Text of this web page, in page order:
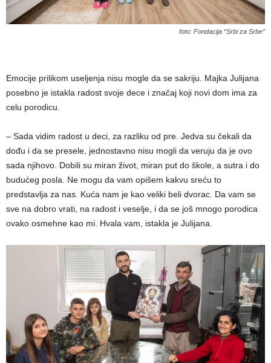
foto: Fondacija “Srbi za Srbe”
Emocije prilikom useljenja nisu mogle da se sakriju. Majka Julijana
posebno je istakla radost svoje dece i značaj koji novi dom ima za
celu porodicu.
– Sada vidim radost u deci, za razliku od pre. Jedva su čekali da
dođu i da se presele, jednostavno nisu mogli da veruju da je ovo
sada njihovo. Dobili su miran život, miran put do škole, a sutra i do
budućeg posla. Ne mogu da vam opišem kakvu sreću to
predstavlja za nas. Kuća nam je kao veliki beli dvorac. Da vam se
sve na dobro vrati, na radost i veselje, i da se još mnogo porodica
ovako osmehne kao mi. Hvala vam, istakla je Julijana.